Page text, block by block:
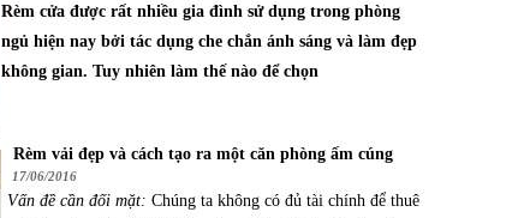
Rèm cửa được rất nhiều gia đình sử dụng trong phòng
ngủ hiện nay bởi tác dụng che chắn ánh sáng và làm đẹp
không gian. Tuy nhiên làm thế nào để chọn
Rèm vải đẹp và cách tạo ra một căn phòng ấm cúng
17/06/2016
Vấn đề cần đối mặt: Chúng ta không có đủ tài chính để thuê